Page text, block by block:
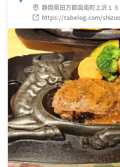
静岡県田方郡函南町上沢１３
https://tabelog.com/